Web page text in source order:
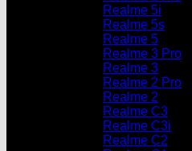
Realme 5i
Realme 5s
Realme 5
Realme 3 Pro
Realme 3
Realme 2 Pro
Realme 2
Realme C3
Realme C3i
Realme C2